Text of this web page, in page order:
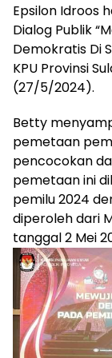
Epsilon Idroos
Dialog Publik
Demokratis Di
KPU Provinsi
(27/5/2024).
Betty
pemetaan
pencocokan
pemetaan ini
pemilu 2024
diperoleh dari
tanggal 2 Mei